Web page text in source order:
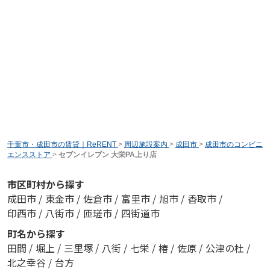
千葉市・成田市の賃貸｜ReRENT > 周辺施設案内 > 成田市 > 成田市のコンビニ
エンスストア > セブンイレブン 大栄PA上り店
市区町村から探す
成田市 / 東金市 / 佐倉市 / 富里市 / 旭市 / 香取市 /
印西市 / 八街市 / 匝瑳市 / 四街道市
町名から探す
田間 / 堀上 / 三里塚 / 八街 / 七栄 / 椿 / 佐原 / 公津の杜 /
北之幸谷 / 台方